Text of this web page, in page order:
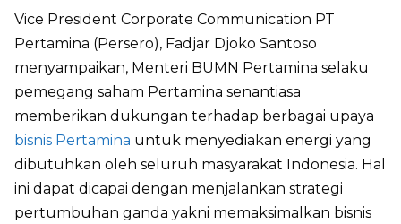
Vice President Corporate Communication PT
Pertamina (Persero), Fadjar Djoko Santoso
menyampaikan, Menteri BUMN Pertamina selaku
pemegang saham Pertamina senantiasa
memberikan dukungan terhadap berbagai upaya
bisnis Pertamina untuk menyediakan energi yang
dibutuhkan oleh seluruh masyarakat Indonesia. Hal
ini dapat dicapai dengan menjalankan strategi
pertumbuhan ganda yakni memaksimalkan bisnis